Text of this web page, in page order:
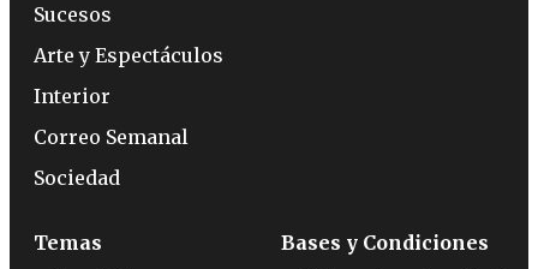
Sucesos
Arte y Espectáculos
Interior
Correo Semanal
Sociedad
Temas
Bases y Condiciones